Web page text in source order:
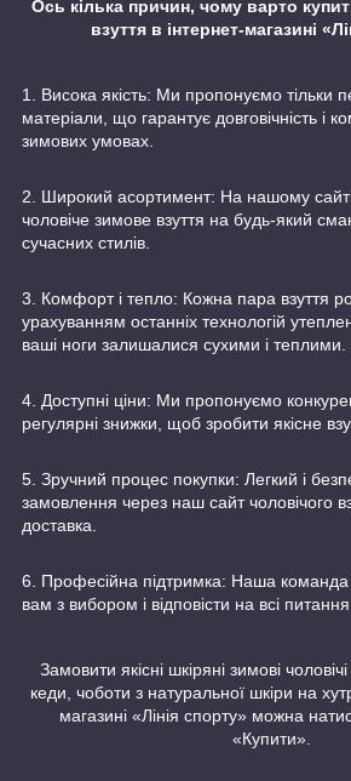
Ось кілька причин, чому варто
взуття в інтернет-магазині
1. Висока якість: Ми пропонуємо тільки
матеріали, що гарантує довговічність і
зимових умовах.
2. Широкий асортимент: На нашому
чоловіче зимове взуття на будь-який
сучасних стилів.
3. Комфорт і тепло: Кожна пара взуття
урахуванням останніх технологій
ваші ноги залишалися сухими і теплими.
4. Доступні ціни: Ми пропонуємо
регулярні знижки, щоб зробити якісне
5. Зручний процес покупки: Легкий і
замовлення через наш сайт чоловічого
доставка.
6. Професійна підтримка: Наша команда
вам з вибором і відповісти на всі питання.
Замовити якісні шкіряні зимові
кеди, чоботи з натуральної шкіри на
магазині «Лінія спорту» можна
«Купити».